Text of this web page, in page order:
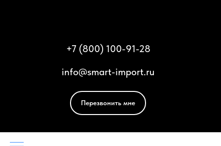
+7 (800) 100-91-28
info@smart-import.ru
Перезвонить мне